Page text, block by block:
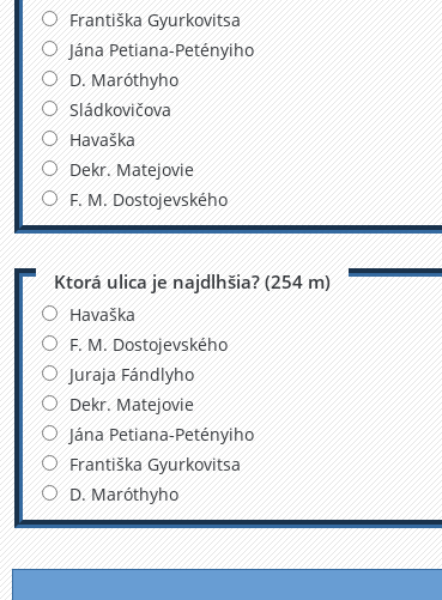
Františka Gyurkovitsa
Jána Petiana-Petényiho
D. Maróthyho
Sládkovičova
Havaška
Dekr. Matejovie
F. M. Dostojevského
Ktorá ulica je najdlhšia? (254 m)
Havaška
F. M. Dostojevského
Juraja Fándlyho
Dekr. Matejovie
Jána Petiana-Petényiho
Františka Gyurkovitsa
D. Maróthyho